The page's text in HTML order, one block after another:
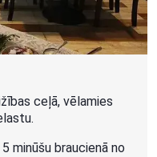
ceļā, vēlamies
minūšu braucienā no